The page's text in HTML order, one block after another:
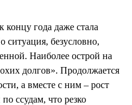
концу года даже стала
ситуация, безусловно,
Наиболее острой на
долгов». Продолжается
а вместе с ним – рост
ссудам, что резко